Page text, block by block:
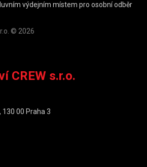
výdejním místem pro osobní odběr
© 2026
CREW s.r.o.
00 Praha 3